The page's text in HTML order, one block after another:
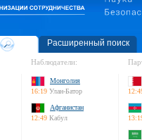
Расширенный поиск
Наблюдатели:
Монголия
16:19 Улан-Батор
Афганистан
12:49 Кабул